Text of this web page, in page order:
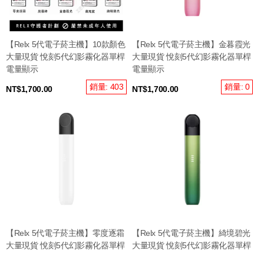
【Relx 5代電子菸主機】10款顏色
大量現貨 悅刻5代幻影霧化器單桿
電量顯示
NT$1,700.00 銷量: 403
【Relx 5代電子菸主機】金暮霞光
大量現貨 悅刻5代幻影霧化器單桿
電量顯示
NT$1,700.00 銷量: 0
【Relx 5代電子菸主機】零度逐霜
大量現貨 悅刻5代幻影霧化器單桿
【Relx 5代電子菸主機】綺境碧光
大量現貨 悅刻5代幻影霧化器單桿